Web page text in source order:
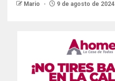
Mario 9 de agosto de 2024